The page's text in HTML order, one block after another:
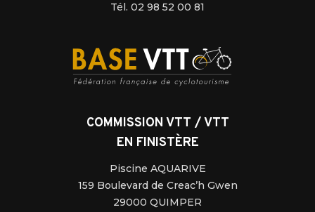
Tél. 02 98 52 00 81
COMMISSION VTT / VTT
EN FINISTÈRE
Piscine AQUARIVE
159 Boulevard de Creac’h Gwen
29000 QUIMPER